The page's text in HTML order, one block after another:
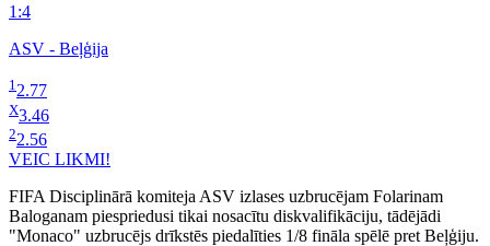
1:4
ASV - Beļģija
1 2.77
X3.46
22.56
VEIC LIKMI!
FIFA Disciplinārā komiteja ASV izlases uzbrucējam Folarinam
Baloganam piespriedusi tikai nosacītu diskvalifikāciju, tādējādi
"Monaco" uzbrucējs drīkstēs piedalīties 1/8 fināla spēlē pret Beļģiju.